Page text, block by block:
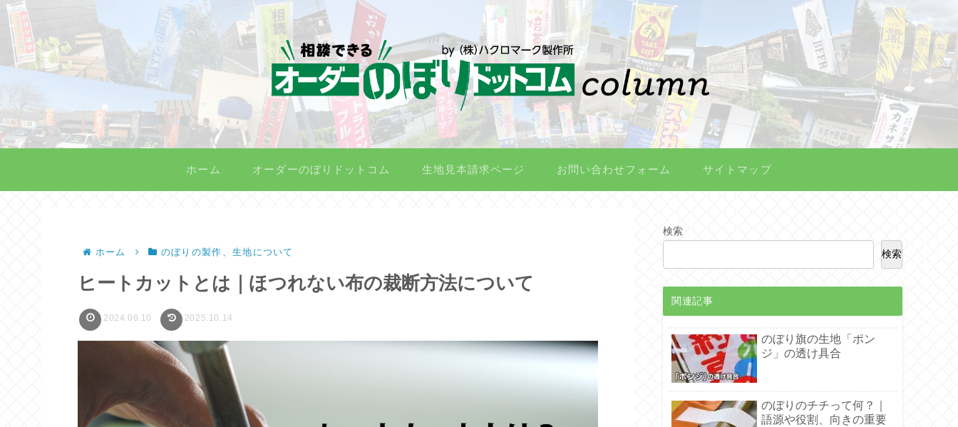
ホーム オーダーのぼりドットコム 生地見本請求ページ お問い合わせフォーム サイトマップ
ホーム のぼりの製作、生地について
ヒートカットとは｜ほつれない布の裁断方法について
2024.06.10 2025.10.14
検索
検索
関連記事
のぼり旗の生地「ポン
ジ」の透け具合
のぼりのチチって何？｜
語源や役割、向きの重要